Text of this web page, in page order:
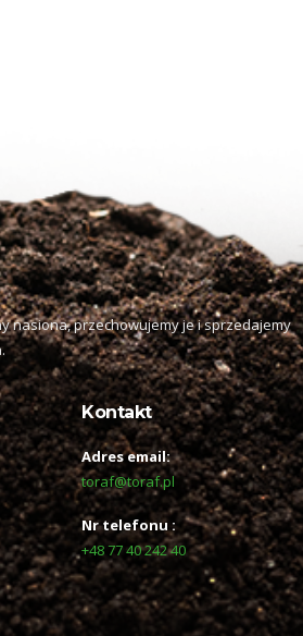
nasiona, przechowujemy je i sprzedajemy
Kontakt
Adres email:
toraf@toraf.pl
Nr telefonu :
+48 77 40 242 40